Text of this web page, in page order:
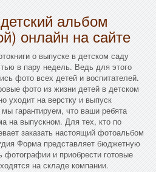
альбом
онлайн на сайте
о выпуске в детском саду
в пару недель. Ведь для этого
фото всех детей и воспитателей.
фото из жизни детей в детском
уходит на верстку и выпуск
гарантируем, что ваши ребята
на выпускном. Для тех, кто по
заказать настоящий фотоальбом
Форма представляет бюджетную
фотографии и приобрести готовые
на складе компании.